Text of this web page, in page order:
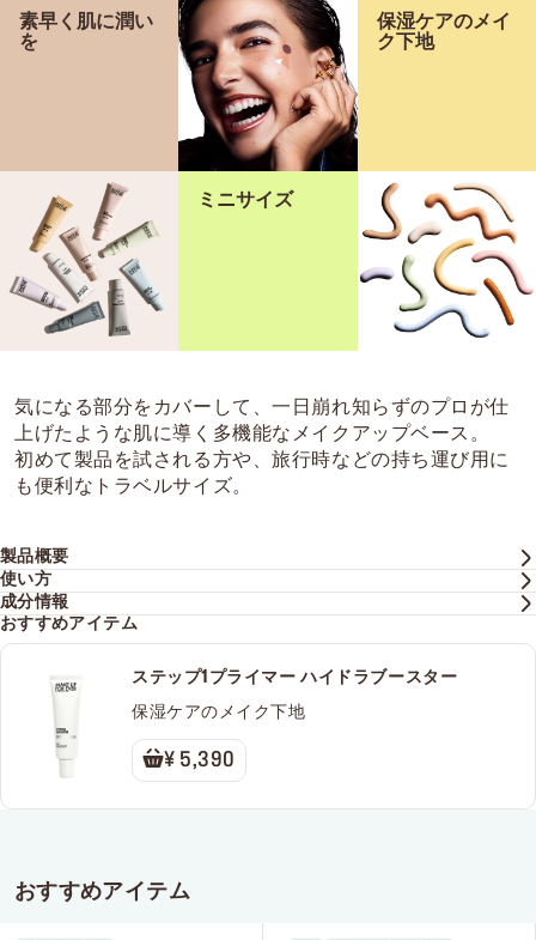
素早く肌に潤い
を
保湿ケアのメイ
ク下地
ミニサイズ
気になる部分をカバーして、一日崩れ知らずのプロが仕
上げたような肌に導く多機能なメイクアップベース。
初めて製品を試される方や、旅行時などの持ち運び用に
も便利なトラベルサイズ。
製品概要
使い方
成分情報
おすすめアイテム
ステップ1プライマー ハイドラブースター
保湿ケアのメイク下地
¥ 5,390
おすすめアイテム